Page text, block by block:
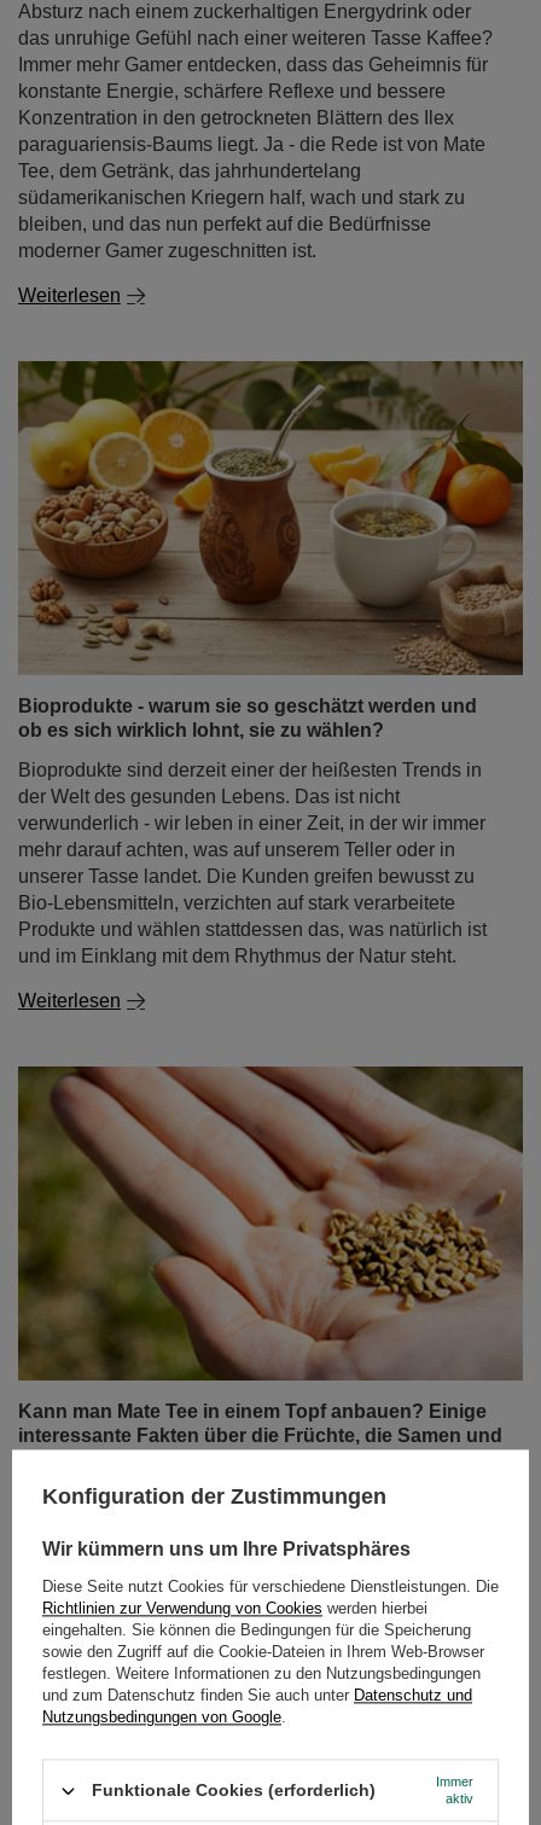
Absturz nach einem zuckerhaltigen Energydrink oder
das unruhige Gefühl nach einer weiteren Tasse Kaffee?
Immer mehr Gamer entdecken, dass das Geheimnis für
konstante Energie, schärfere Reflexe und bessere
Konzentration in den getrockneten Blättern des Ilex
paraguariensis-Baums liegt. Ja - die Rede ist von Mate
Tee, dem Getränk, das jahrhundertelang
südamerikanischen Kriegern half, wach und stark zu
bleiben, und das nun perfekt auf die Bedürfnisse
moderner Gamer zugeschnitten ist.
Weiterlesen
Bioprodukte - warum sie so geschätzt werden und
ob es sich wirklich lohnt, sie zu wählen?
Bioprodukte sind derzeit einer der heißesten Trends in
der Welt des gesunden Lebens. Das ist nicht
verwunderlich - wir leben in einer Zeit, in der wir immer
mehr darauf achten, was auf unserem Teller oder in
unserer Tasse landet. Die Kunden greifen bewusst zu
Bio-Lebensmitteln, verzichten auf stark verarbeitete
Produkte und wählen stattdessen das, was natürlich ist
und im Einklang mit dem Rhythmus der Natur steht.
Weiterlesen
Kann man Mate Tee in einem Topf anbauen? Einige
interessante Fakten über die Früchte, die Samen und
In fast jedem Blogbeitrag schreiben wir über die
paraguariensis. Heute werden wir zur Abwechslung ein
wenig über die Samen und Früchte dieser Pflanze sowie
über die Methoden ihrer Vermehrung und ihres Anbaus
sprechen. Ist es möglich, einen dekorativen Mate-Tee-
Zweig zu Hause anzubauen? Die Antwort finden Sie in
diesem Artikel!
Weiterlesen
Konfiguration der Zustimmungen
Wir kümmern uns um Ihre Privatsphäres
Diese Seite nutzt Cookies für verschiedene Dienstleistungen. Die
Richtlinien zur Verwendung von Cookies werden hierbei
eingehalten. Sie können die Bedingungen für die Speicherung
sowie den Zugriff auf die Cookie-Dateien in Ihrem Web-Browser
festlegen. Weitere Informationen zu den Nutzungsbedingungen
und zum Datenschutz finden Sie auch unter Datenschutz und
Nutzungsbedingungen von Google.
Funktionale Cookies (erforderlich)
Immer
aktiv